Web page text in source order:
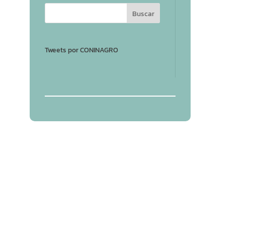
Tweets por CONINAGRO